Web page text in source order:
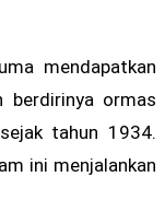
mendapatkan
berdirinya ormas
tahun 1934.
ini menjalankan